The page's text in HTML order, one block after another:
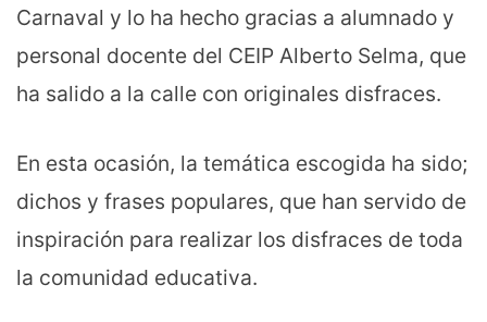
Carnaval y lo ha hecho gracias a alumnado y
personal docente del CEIP Alberto Selma, que
ha salido a la calle con originales disfraces.
En esta ocasión, la temática escogida ha sido;
dichos y frases populares, que han servido de
inspiración para realizar los disfraces de toda
la comunidad educativa.